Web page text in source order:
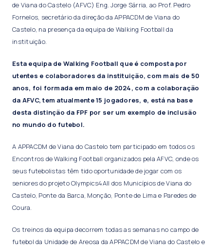
de Viana do Castelo (AFVC) Eng. Jorge Sárria, ao Prof. Pedro
Fornelos, secretário da direção da APPACDM de Viana do
Castelo, na presença da equipa de Walking Football da
instituição.
Esta equipa de Walking Football que é composta por
utentes e colaboradores da instituição, com mais de 50
anos, foi formada em maio de 2024, com a colaboração
da AFVC, tem atualmente 15 jogadores, e, está na base
desta distinção da FPF por ser um exemplo de inclusão
no mundo do futebol.
A APPACDM de Viana do Castelo tem participado em todos os
Encontros de Walking Football organizados pela AFVC, onde os
seus futebolistas têm tido oportunidade de jogar com os
seniores do projeto Olympics4All dos Municípios de Viana do
Castelo, Ponte da Barca, Monção, Ponte de Lima e Paredes de
Coura.
Os treinos da equipa decorrem todas as semanas no campo de
futebol da Unidade de Areosa da APPACDM de Viana do Castelo e